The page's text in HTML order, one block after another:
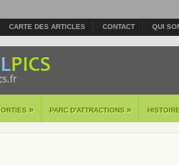
CARTE DES ARTICLES CONTACT QUI
» PARC D'ATTRACTIONS »